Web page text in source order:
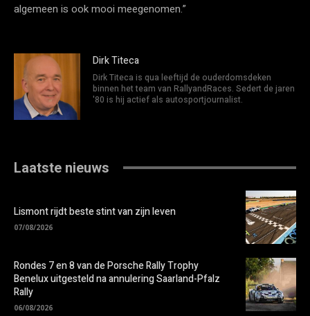
algemeen is ook mooi meegenomen.”
Dirk Titeca
Dirk Titeca is qua leeftijd de ouderdomsdeken
binnen het team van RallyandRaces. Sedert de jaren
'80 is hij actief als autosportjournalist.
Laatste nieuws
Lismont rijdt beste stint van zijn leven
07/08/2026
Rondes 7 en 8 van de Porsche Rally Trophy
Benelux uitgesteld na annulering Saarland-Pfalz
Rally
06/08/2026